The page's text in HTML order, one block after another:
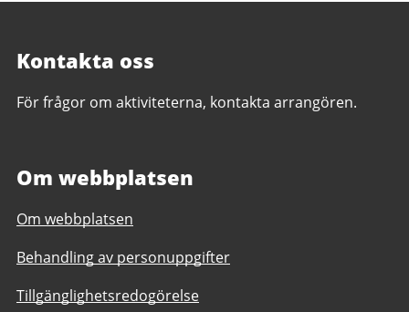
Kontakta oss
För frågor om aktiviteterna, kontakta arrangören.
Om webbplatsen
Om webbplatsen
Behandling av personuppgifter
Tillgänglighetsredogörelse